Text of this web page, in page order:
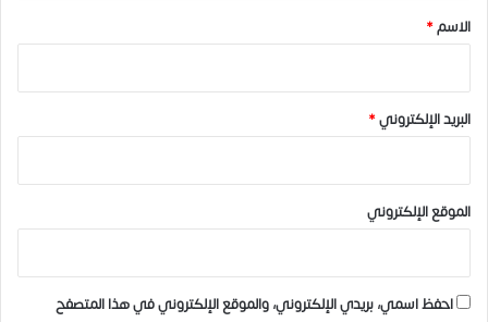
*
الاسم*
البريد الإلكتروني*
الموقع الإلكتروني
احفظ اسمي، بريدي الإلكتروني، والموقع الإلكتروني في هذا المتصفح